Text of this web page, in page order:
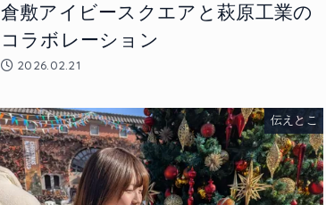
倉敷アイビースクエアと萩原工業の
コラボレーション
2026.02.21
伝えとこ